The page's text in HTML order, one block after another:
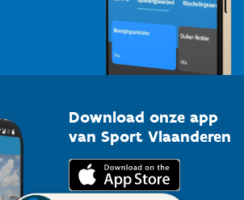
Download onze app
van Sport Vlaanderen